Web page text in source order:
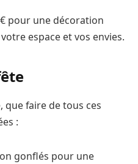
pour une décoration
espace et vos envies.
que faire de tous ces
:
gonflés pour une